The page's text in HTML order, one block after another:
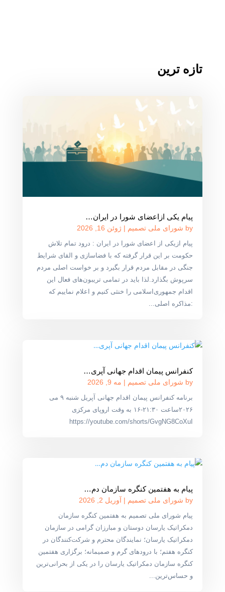
تازه ترین
پیام یکی ازاعضای شورا در ایران…
by شورای ملی تصمیم | ژوئن 16, 2026
پیام ازیکی از اعضای شورا در ایران : درود تمام تلاش
حکومت بر این قرار گرفته که با فضاسازی و القای شرایط
جنگی در مقابل مردم قرار بگیرد و بر خواست اصلی مردم
سرپوش بگذارد.لذا باید در تمامی تریبون‌های فعال این
اقدام جمهوری‌اسلامی را خنثی کنیم و اعلام نماییم که
:مذاکره اصلی...
کنفرانس پیمان اقدام جهانی آپری…
by شورای ملی تصمیم | مه 9, 2026
برنامه کنفرانس پیمان اقدام جهانی آپریل شنبه ۹ می
۲۰۲۶ساعت ۲۱:۳۰-۱۶ به وقت اروپای مرکزی
https://youtube.com/shorts/GvgNG8CoXuI
پیام به هفتمین کنگره سازمان دم…
by شورای ملی تصمیم | آوریل 2, 2026
پیام شورای ملی تصمیم به هفتمین کنگره سازمان
دمکراتیک یارسان دوستان و مبارزان گرامی در سازمان
دمکراتیک یارسان؛ نمایندگان محترم و شرکت‌کنندگان در
کنگره هفتم؛ با درودهای گرم و صمیمانه؛ برگزاری هفتمین
کنگره سازمان دمکراتیک یارسان را در یکی از بحرانی‌ترین
و حساس‌ترین...